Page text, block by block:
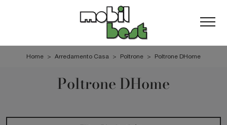
Home > Arredamento Casa > Poltrone > Poltrone DHome
Poltrone DHome